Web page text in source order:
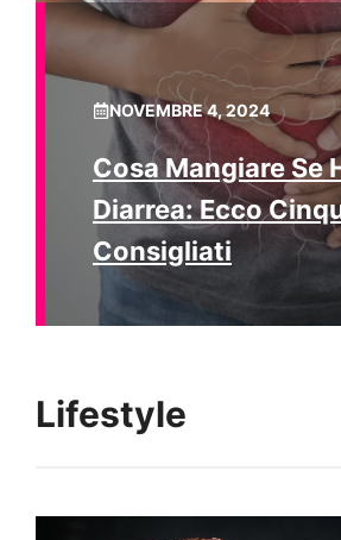
NOVEMBRE 4, 2024
Cosa Mangiare Se
Diarrea: Ecco
Consigliati
Lifestyle